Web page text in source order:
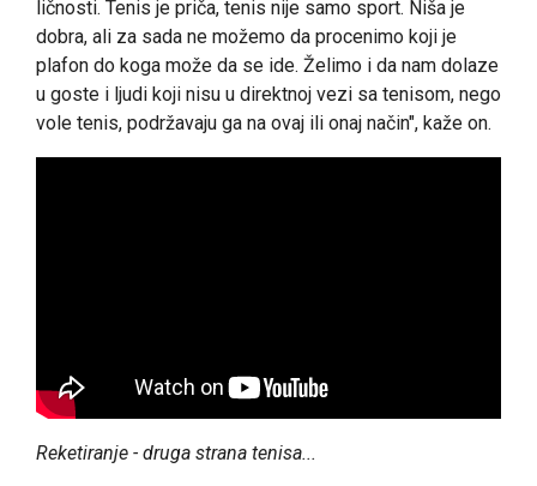
ličnosti. Tenis je priča, tenis nije samo sport. Niša je
dobra, ali za sada ne možemo da procenimo koji je
plafon do koga može da se ide. Želimo i da nam dolaze
u goste i ljudi koji nisu u direktnoj vezi sa tenisom, nego
vole tenis, podržavaju ga na ovaj ili onaj način", kaže on.
Reketiranje - druga strana tenisa...